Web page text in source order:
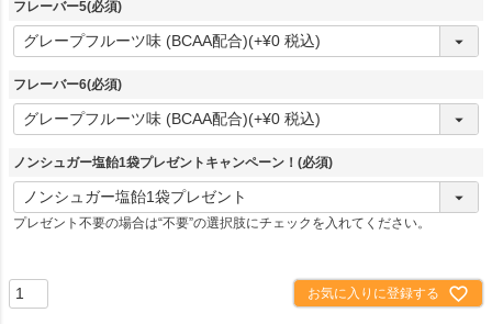
フレーバー5(必須)
フレーバー6(必須)
ノンシュガー塩飴1袋プレゼントキャンペーン！ (必須)
プレゼント不要の場合は“不要”の選択肢にチェックを入れてください。
お気に入りに登録する